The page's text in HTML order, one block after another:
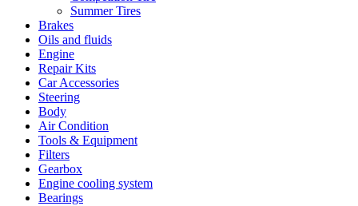
Summer Tires
Brakes
Oils and fluids
Engine
Repair Kits
Car Accessories
Steering
Body
Air Condition
Tools & Equipment
Filters
Gearbox
Engine cooling system
Bearings